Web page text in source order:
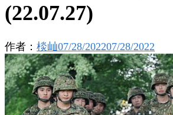
(22.07.27)
作者： 棪屾07/28/202207/28/2022